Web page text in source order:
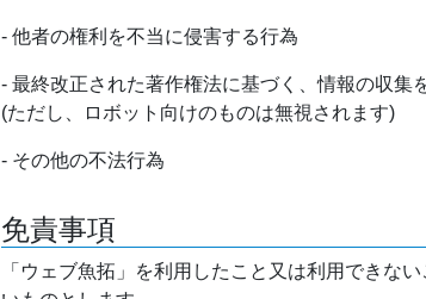
- 他者の権利を不当に侵害する行為
- 最終改正された著作権法に基づく、情報の収集
(ただし、ロボット向けのものは無視されます)
- その他の不法行為
免責事項
「ウェブ魚拓」を利用したこと又は利用できな